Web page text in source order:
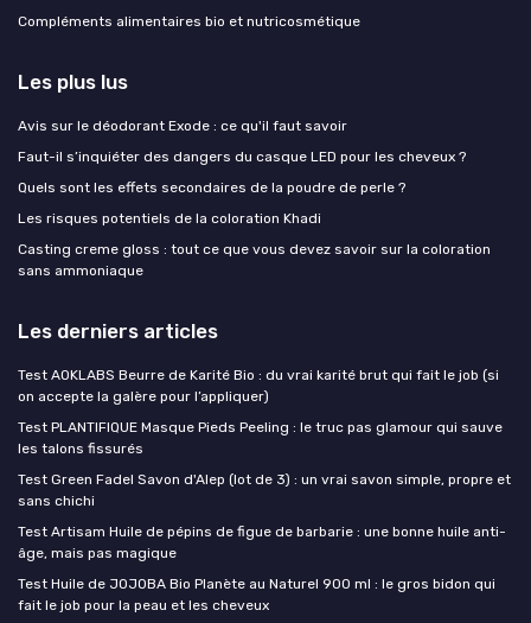
Compléments alimentaires bio et nutricosmétique
Les plus lus
Avis sur le déodorant Exode : ce qu'il faut savoir
Faut-il s’inquiéter des dangers du casque LED pour les cheveux ?
Quels sont les effets secondaires de la poudre de perle ?
Les risques potentiels de la coloration Khadi
Casting creme gloss : tout ce que vous devez savoir sur la coloration
sans ammoniaque
Les derniers articles
Test AOKLABS Beurre de Karité Bio : du vrai karité brut qui fait le job (si
on accepte la galère pour l’appliquer)
Test PLANTIFIQUE Masque Pieds Peeling : le truc pas glamour qui sauve
les talons fissurés
Test Green Fadel Savon d'Alep (lot de 3) : un vrai savon simple, propre et
sans chichi
Test Artisam Huile de pépins de figue de barbarie : une bonne huile anti-
âge, mais pas magique
Test Huile de JOJOBA Bio Planète au Naturel 900 ml : le gros bidon qui
fait le job pour la peau et les cheveux